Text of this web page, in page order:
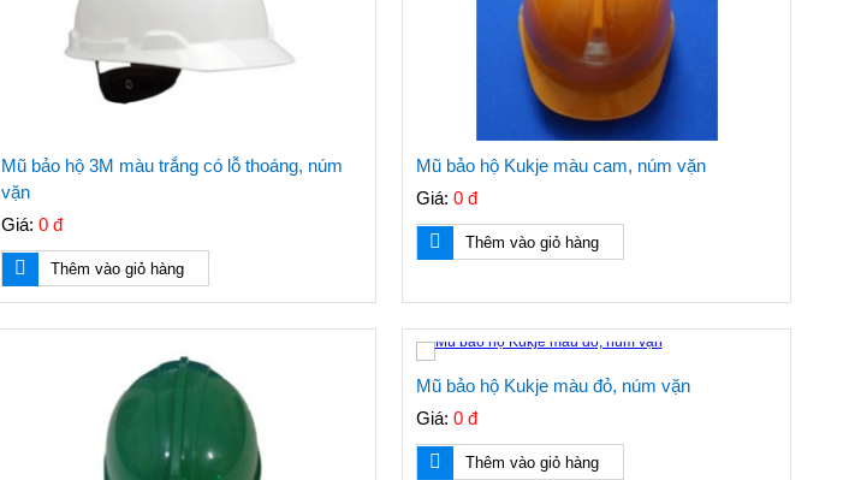
Mũ bảo hộ 3M màu trắng có lỗ thoáng, núm
vặn
Giá: 0 đ
Thêm vào giỏ hàng
Mũ bảo hộ Kukje màu cam, núm vặn
Giá: 0 đ
Thêm vào giỏ hàng
Mũ bảo hộ Kukje màu đỏ, núm vặn
Giá: 0 đ
Thêm vào giỏ hàng